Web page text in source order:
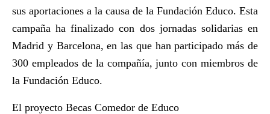
sus aportaciones a la causa de la Fundación Educo. Esta
campaña ha finalizado con dos jornadas solidarias en
Madrid y Barcelona, en las que han participado más de
300 empleados de la compañía, junto con miembros de
la Fundación Educo.
El proyecto Becas Comedor de Educo